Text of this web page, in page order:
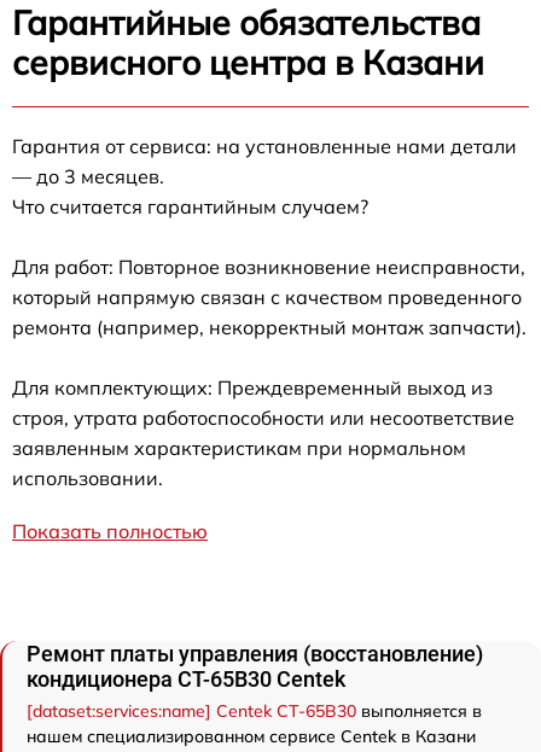
Гарантийные обязательства
сервисного центра в Казани
Гарантия от сервиса: на установленные нами детали
— до 3 месяцев.
Что считается гарантийным случаем?
Для работ: Повторное возникновение неисправности,
который напрямую связан с качеством проведенного
ремонта (например, некорректный монтаж запчасти).
Для комплектующих: Преждевременный выход из
строя, утрата работоспособности или несоответствие
заявленным характеристикам при нормальном
использовании.
Показать полностью
Ремонт платы управления (восстановление)
кондиционера CT-65B30 Centek
[dataset:services:name] Centek CT-65B30 выполняется в
нашем специализированном сервисе Centek в Казани